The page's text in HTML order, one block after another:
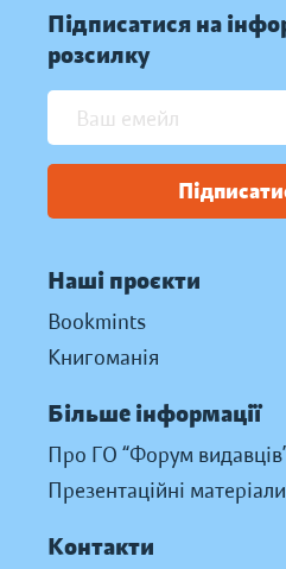
Підписатися на
розсилку
Наші проєкти
Bookmints
Книгоманія
Більше інформації
Про ГО “Форум
Презентаційні матеріали
Контакти